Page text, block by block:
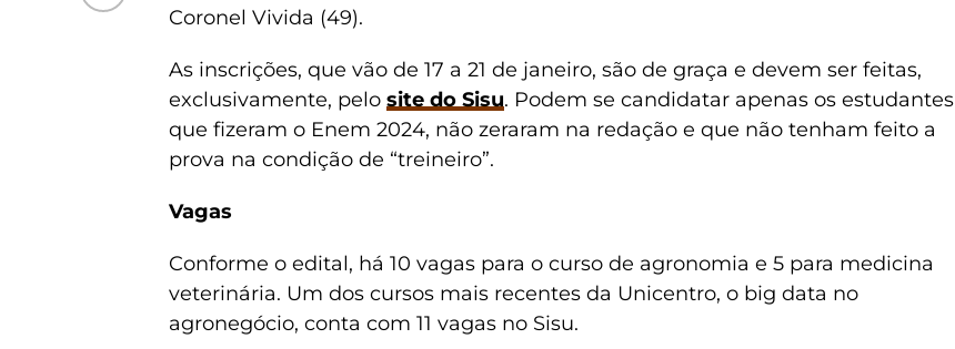
Coronel Vivida (49).
As inscrições, que vão de 17 a 21 de janeiro, são de graça e devem ser feitas,
exclusivamente, pelo site do Sisu. Podem se candidatar apenas os estudantes
que fizeram o Enem 2024, não zeraram na redação e que não tenham feito a
prova na condição de “treineiro”.
Vagas
Conforme o edital, há 10 vagas para o curso de agronomia e 5 para medicina
veterinária. Um dos cursos mais recentes da Unicentro, o big data no
agronegócio, conta com 11 vagas no Sisu.